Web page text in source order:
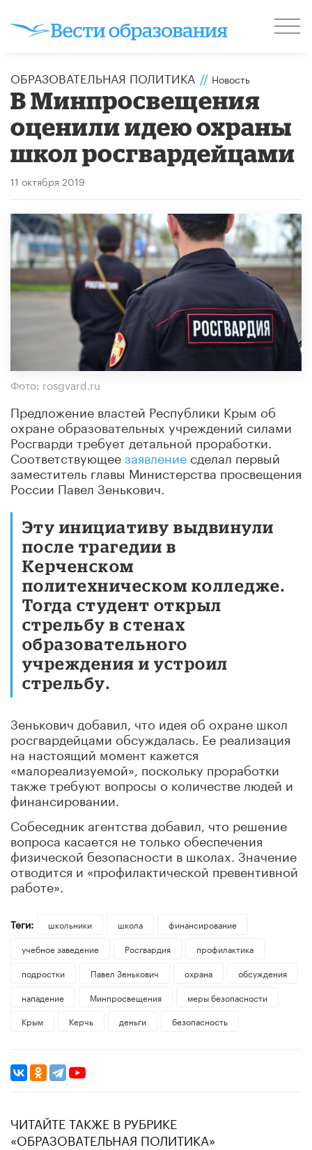
ОБРАЗОВАТЕЛЬНАЯ ПОЛИТИКА // Новость
В Минпросвещения
оценили идею охраны
школ росгвардейцами
11 октября 2019
Фото: rosgvard.ru
Предложение властей Республики Крым об
охране образовательных учреждений силами
Росгварди требует детальной проработки.
Соответствующеезаявление сделал первый
заместитель главы Министерства просвещения
России Павел Зенькович.
Эту инициативу выдвинули
после трагедии в
Керченском
политехническом колледже.
Тогда студент открыл
стрельбу в стенах
образовательного
учреждения и устроил
стрельбу.
Зенькович добавил, что идея об охране школ
росгвардейцами обсуждалась. Ее реализация
на настоящий момент кажется
«малореализуемой», поскольку проработки
также требуют вопросы о количестве людей и
финансировании.
Собеседник агентства добавил, что решение
вопроса касается не только обеспечения
физической безопасности в школах. Значение
отводится и «профилактической превентивной
работе».
Теги: школьники школа
финансирование
учебное заведение
Росгвардия
профилактика
подростки
Павел Зенькович охрана
обсуждения
нападение
Минпросвещения
меры безопасности
Крым
Керчь деньги безопасность
ЧИТАЙТЕ ТАКЖЕ В РУБРИКЕ
«ОБРАЗОВАТЕЛЬНАЯ ПОЛИТИКА»